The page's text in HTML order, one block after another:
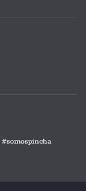
#somospincha